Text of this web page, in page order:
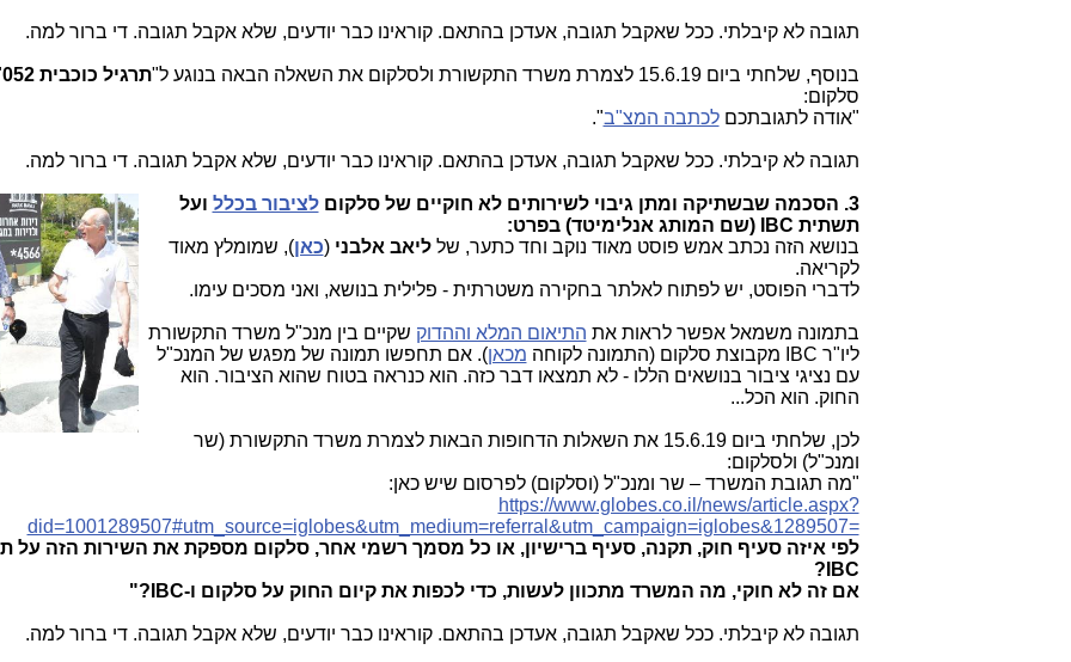
תגובה לא קיבלתי. ככל שאקבל תגובה, אעדכן בהתאם. קוראינו כבר יודעים, שלא אקבל תגובה. די ברור למה.
בנוסף, שלחתי ביום 15.6.19 לצמרת משרד התקשורת ולסלקום את השאלה הבאה בנוגע ל" תרגיל כוכבית 052
סלקום:
"אודה לתגובתכםלכתבה המצ"ב".
תגובה לא קיבלתי. ככל שאקבל תגובה, אעדכן בהתאם. קוראינו כבר יודעים, שלא אקבל תגובה. די ברור למה.
3. הסכמה שבשתיקה ומתן גיבוי ל שירותים לא חוקיים של סלקוםלציבור בכלל ועל
תשתית IBC (שם המותג אנלימיטד) בפרט:
בנושא הזה נכתב אמש פוסט מאוד נוקב וחד כתער, שלליאב אלבני (כאן), שמומלץ מאוד
לקריאה.
לדברי הפוסט, יש לפתוח לאלתר בחקירה משטרתית - פלילית בנושא, ואני מסכים עימו.
בתמונה משמאל אפשר לראות את התיאום המלא וההדוק שקיים בין מנכ"ל משרד התקשורת
ליו"ר IBC מקבוצת סלקום (התמונה לקוחה
מכאן). אם תחפשו תמונה של מפגש של המנכ"ל
עם נציגי ציבור בנושאים הללו - לא תמצאו דבר כזה. הוא כנראה בטוח שהוא הציבור. הוא
החוק. הוא הכל...
לכן, שלחתי ביום 15.6.19 את השאלות הדחופות הבאות לצמרת משרד התקשורת (שר
ומנכ"ל) ולסלקום:
"מה תגובת המשרד – שר ומנכ"ל (וסלקום) לפרסום שיש כאן:
https://www.globes.co.il/news/article.aspx?
did=1001289507#utm_source=iglobes&utm_medium=referral&utm_campaign=iglobes&1289507=
לפי איזה סעיף חוק, תקנה, סעיף ברישיון, או כל מסמך רשמי אחר, סלקום מספקת את השירות הזה על
IBC
?
אם זה לא חוקי, מה המשרד מתכוון לעשות, כדי לכפות את קיום החוק על סלקום ו-IBC
?"
תגובה לא קיבלתי. ככל שאקבל תגובה, אעדכן בהתאם. קוראינו כבר יודעים, שלא אקבל תגובה. די ברור למה.